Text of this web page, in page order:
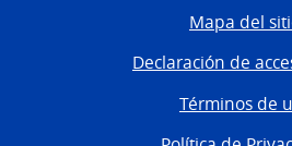
Mapa del
Declaración de
Términos de